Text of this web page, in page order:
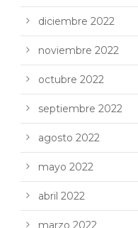
diciembre 2022
noviembre 2022
octubre 2022
septiembre 2022
agosto 2022
mayo 2022
abril 2022
marzo 2022